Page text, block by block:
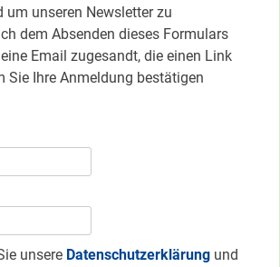
um unseren Newsletter zu
dem Absenden dieses Formulars
Email zugesandt, die einen Link
Sie Ihre Anmeldung bestätigen
unsere Datenschutzerklärung und